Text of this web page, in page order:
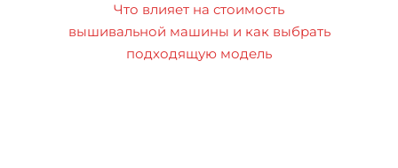
Что влияет на стоимость
вышивальной машины и как выбрать
подходящую модель